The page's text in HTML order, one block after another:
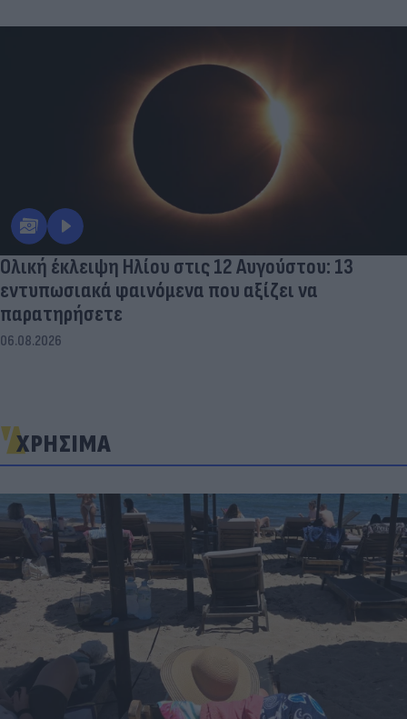
Ολική έκλειψη Ηλίου στις 12 Αυγούστου: 13
εντυπωσιακά φαινόμενα που αξίζει να
παρατηρήσετε
06.08.2026
ΧΡΗΣΙΜΑ